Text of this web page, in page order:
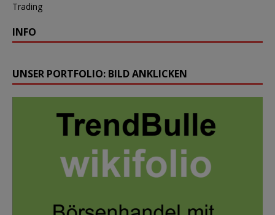
Trading
INFO
UNSER PORTFOLIO: BILD ANKLICKEN